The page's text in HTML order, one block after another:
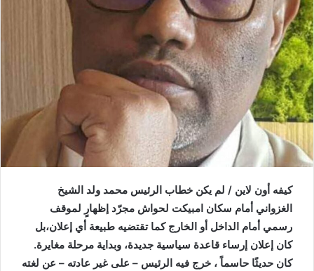
كيفه أون لاين / لم يكن خطاب الرئيس محمد ولد الشيخ
الغزواني أمام سكان امبيكت لحواش مجرّد إظهارٍ لموقف
رسمي أمام الداخل أو الخارج كما تقتضيه طبيعة أي إعلان،بل
كان إعلان إرساء قاعدة سياسية جديدة، وبداية مرحلة مغايرة.
كان حديثًا حاسماً ، خرج فيه الرئيس – على غير عادته – عن لغته